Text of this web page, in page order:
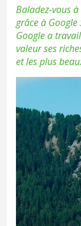
Baladez-vous
grâce à
Google a
valeur ses
et les plus